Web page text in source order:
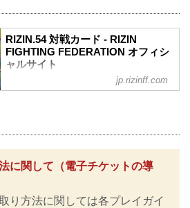
RIZIN.54 対戦カード - RIZIN
FIGHTING FEDERATION オフィシ
ャルサイト
クレベル・コイケ vs. 秋元強真
RIZIN MMAルール：5分3R（49.0kg）
ケイト・ロータス vs. NOEL
※その他のカードは決定次第RIZIN FFオ
フィシャルサイトにてご案内します。
RIZIN.54 大会情報／チケット - RIZIN
jp.rizinff.com
に関して（電子チケットの導
り方法に関しては各プレイガイ